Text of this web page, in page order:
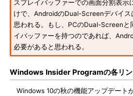
スプレイバッファーでの画面分割表示
けで、AndroidのDual-Screenデバイス
思われる。もし、PCのDual-Screenと
イバッファーを持つのであれば、
必要があると思われる。
Windows Insider Programの各リン
Windows 10の秋の機能アップデート